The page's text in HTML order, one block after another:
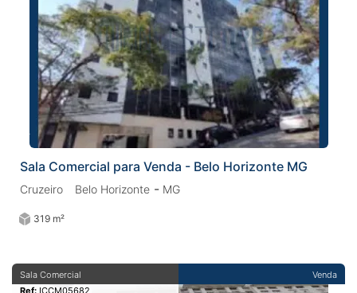
Sala Comercial para Venda - Belo Horizonte MG
Cruzeiro Belo Horizonte - MG
319 m²
Venda
Sala Comercial
Ref: ICCM05682